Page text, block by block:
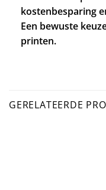
kostenbesparing
Een bewuste
printen.
GERELATEERDE